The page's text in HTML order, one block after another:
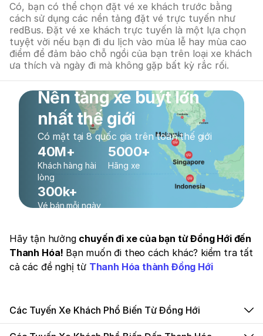
Có, bạn có thể chọn đặt vé xe khách trước bằng
cách sử dụng các nền tảng đặt vé trực tuyến như
redBus. Đặt vé xe khách trực tuyến là một lựa chọn
tuyệt vời nếu bạn đi du lịch vào mùa lễ hay mùa cao
điểm để đảm bảo chỗ ngồi của bạn trên loại xe khách
ưa thích và ngày đi mà không gặp bất kỳ rắc rối.
Nền tảng xe buýt lớn
nhất thế giới
Có mặt tại 8 quốc gia trên toàn thế giới
40M+
Khách hàng hài
lòng
5000+
Hãng xe
300k+
Vé bán mỗi ngày
Hãy tận hưởng chuyến đi xe của bạn từ Đồng Hới đến
Thanh Hóa! Bạn muốn đi theo cách khác? kiểm tra tất
cả các đề nghị từ Thanh Hóa thành Đồng Hới
Các Tuyến Xe Khách Phổ Biến Từ Đồng Hới